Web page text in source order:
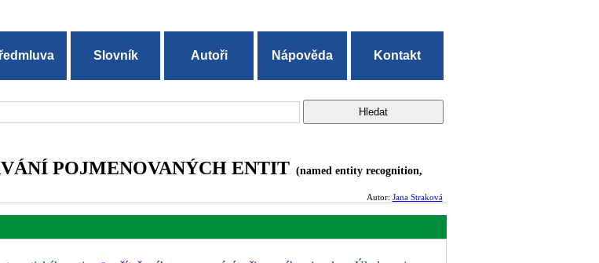
Slovník Autoři Nápověda Kontakt
POJMENOVANÝCH ENTIT (named entity recognition,
Autor: Jana Straková